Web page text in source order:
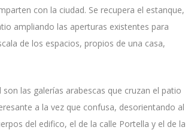
con la ciudad. Se recupera el estanque,
ampliando las aperturas existentes para
de los espacios, propios de una casa,
las galerías arabescas que cruzan el patio
a la vez que confusa, desorientando al
del edifico, el de la calle Portella y el de la